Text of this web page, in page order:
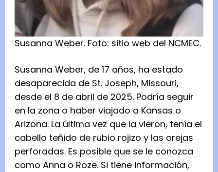
Susanna Weber. Foto: sitio web del NCMEC.
Susanna Weber, de 17 años, ha estado
desaparecida de St. Joseph, Missouri,
desde el 8 de abril de 2025. Podría seguir
en la zona o haber viajado a Kansas o
Arizona. La última vez que la vieron, tenía el
cabello teñido de rubio rojizo y las orejas
perforadas. Es posible que se le conozca
como Anna o Roze. Si tiene información,